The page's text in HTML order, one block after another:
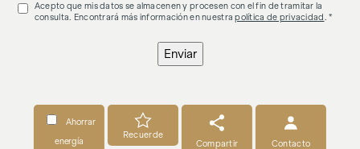
Acepto que mis datos se almacenen y procesen con el fin de tramitar la
consulta. Encontrará más información en nuestrapolítica de privacidad . *
Enviar
Ahorrar
energía
Recuerde
Compartir
Contacto